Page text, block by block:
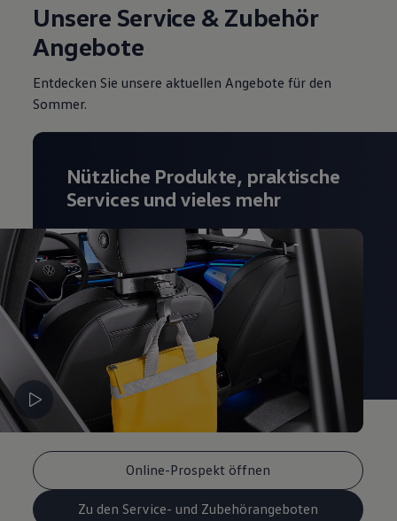
Über Ihr Auto
Vorgängermodelle
Kundeninformationen
Volkswagen Kundenbetreuung
Warn- und Kontrollleuchten
Assistenzsysteme
Transport
Familie
Elektromobilität
Pannen- und Unfallhilfe
Volkswagen Kundenbetreuung
Unsere Service & Zubehör
Angebote
Entdecken Sie unsere aktuellen Angebote für den
Sommer.
Online-Prospekt öffnen
Zu den Service- und Zubehörangeboten
Nützliche Produkte, praktische
Services und vieles mehr